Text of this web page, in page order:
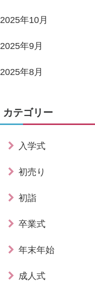
2025年10月
2025年9月
2025年8月
カテゴリー
入学式
初売り
初詣
卒業式
年末年始
成人式